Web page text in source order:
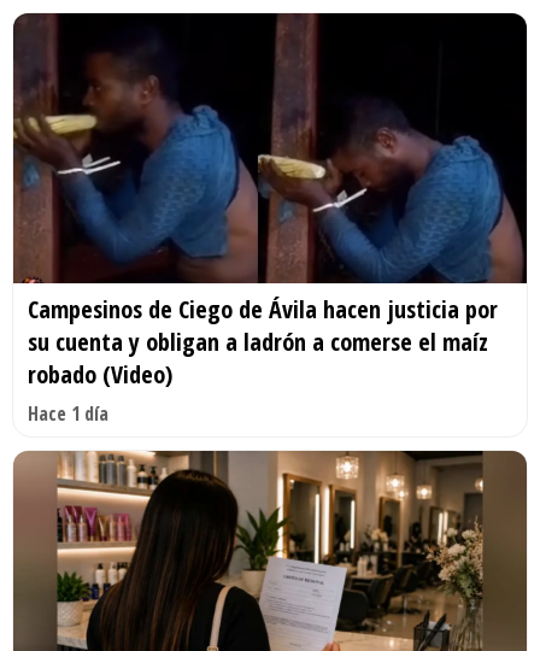
Campesinos de Ciego de Ávila hacen justicia por
su cuenta y obligan a ladrón a comerse el maíz
robado (Video)
Hace 1 día